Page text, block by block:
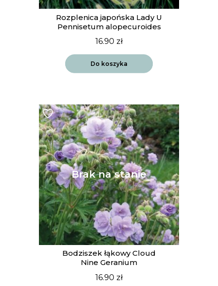
Rozplenica japońska Lady U
Pennisetum alopecuroides
16.90 zł
Do koszyka
Bodziszek łąkowy Cloud
Nine Geranium
16.90 zł